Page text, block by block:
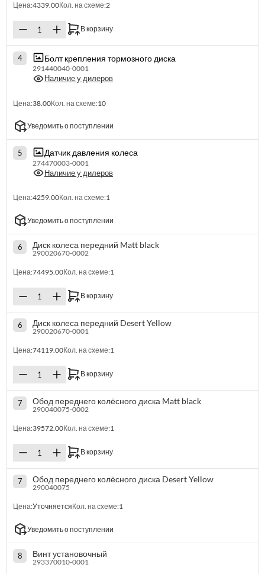
Цена:4339.00Кол. на схеме:2
В корзину
4 Болт крепления тормозного диска
291440040-0001
Наличие у дилеров
Цена:38.00Кол. на схеме:10
Уведомить о поступлении
5 Датчик давления колеса
274470003-0001
Наличие у дилеров
Цена:4259.00Кол. на схеме:1
Уведомить о поступлении
6 Диск колеса передний Matt black
290020670-0002
Цена:74495.00Кол. на схеме:1
В корзину
6 Диск колеса передний Desert Yellow
290020670-0001
Цена:74119.00Кол. на схеме:1
В корзину
7 Обод переднего колёсного диска Matt black
290040075-0002
Цена:39572.00Кол. на схеме:1
В корзину
7 Обод переднего колёсного диска Desert Yellow
290040075
Цена:УточняетсяКол. на схеме:1
Уведомить о поступлении
8 Винт установочный
293370010-0001